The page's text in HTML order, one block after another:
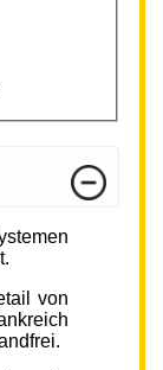
von